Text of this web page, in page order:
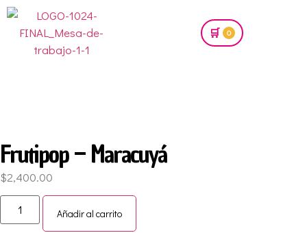
🛒 0
Frutipop – Maracuyá
$2,400.00
Añadir al carrito